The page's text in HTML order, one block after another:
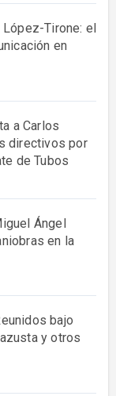
Tirone: el
en
a Carlos
directivos por
de Tubos
Ángel
en la
bajo
y otros